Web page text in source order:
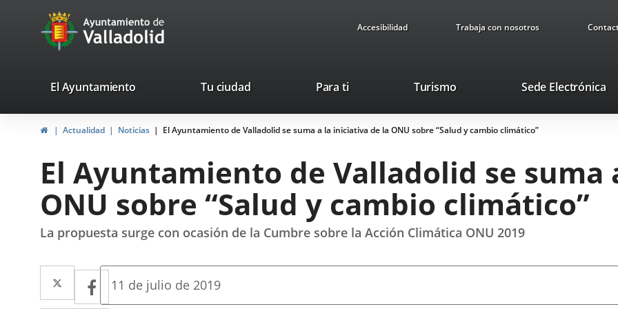
Portal
Web
Ayuntamiento
de
Accesibilidad Trabaja con nosotros
valladolid.es
El Ayuntamiento Tu ciudad Para ti TurismoThis
will
open
a
pop-
up
window.
Sede Electrónica
HomeActualidad Noticias El Ayuntamiento de Valladolid se suma a la iniciativa de la ONU sobre “Salud y cambio climático”
El Ayuntamiento de Valladolid se
ONU sobre “Salud y cambio climático”
La propuesta surge con ocasión de la Cumbre sobre la Acción Climática ONU 2019
Twitter
Enlace
a
Facebook
Enlace
Fecha
11 de julio de 2019